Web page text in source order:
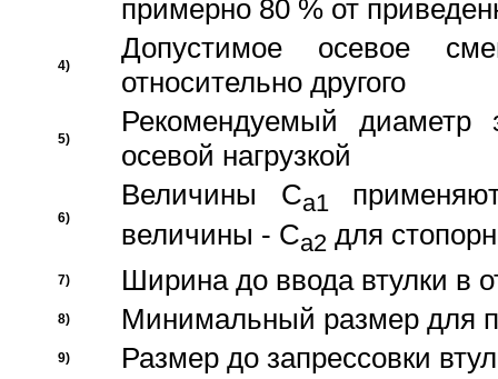
примерно 80 % от
4)
Допустимое осевое
относительно другого
5)
Рекомендуемый диаметр
осевой нагрузкой
6)
Величины Ca1
величины - Ca2 для
7) Ширина до ввода втулки в
8) Минимальный размер для
9) Размер до запрессовки